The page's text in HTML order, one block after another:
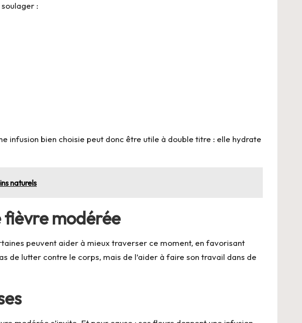
:
infusion bien choisie peut donc être utile à double titre : elle hydrate
naturels
fièvre modérée
peuvent aider à mieux traverser ce moment, en favorisant
de lutter contre le corps, mais de l’aider à faire son travail dans de